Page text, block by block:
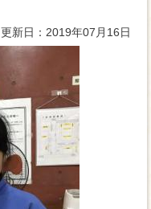
更新日：2019年07月16日